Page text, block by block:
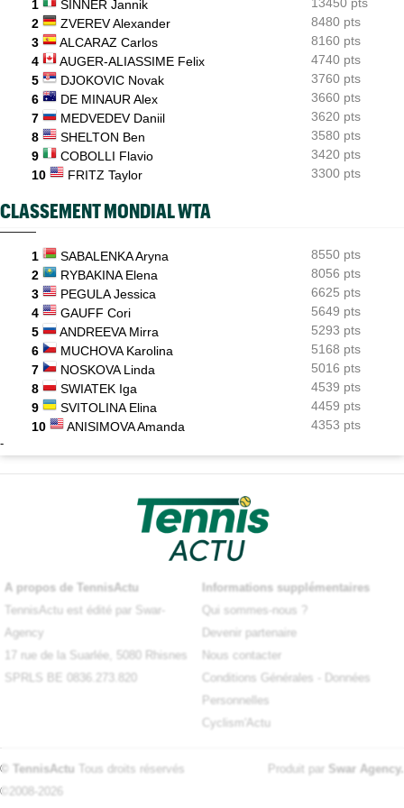
Luca Van Assche : "Je peux être performant tout au long de
l’année"
1 SINNER Jannik
13450 pts
2
ZVEREV Alexander
8480 pts
3
ALCARAZ Carlos
8160 pts
4
AUGER-ALIASSIME Felix
4740 pts
5
DJOKOVIC Novak
3760 pts
6
DE MINAUR Alex
3660 pts
7
MEDVEDEV Daniil
3620 pts
8
SHELTON Ben
3580 pts
9
COBOLLI Flavio
3420 pts
10
FRITZ Taylor 3300 pts
CLASSEMENT MONDIAL WTA
1 SABALENKA Aryna
8550 pts
2
RYBAKINA Elena
8056 pts
3
PEGULA Jessica
6625 pts
4
GAUFF Cori
5649 pts
5
ANDREEVA Mirra
5293 pts
6
MUCHOVA Karolina
5168 pts
7
NOSKOVA Linda
5016 pts
8
SWIATEK Iga
4539 pts
9
SVITOLINA Elina
4459 pts
10
ANISIMOVA Amanda 4353 pts
-
A propos de TennisActu
TennisActu est édité par Swar-
Agency
17 rue de la Suarlée, 5080 Rhisnes
SPRLS BE 0836.273.820
Informations supplémentaires
Qui sommes-nous ?
Devenir partenaire
Nous contacter
Conditions Générales
Données
Personnelles
Cyclism'Actu
© TennisActu Tous droits réservés
©2008-2026
Produit par Swar Agency.